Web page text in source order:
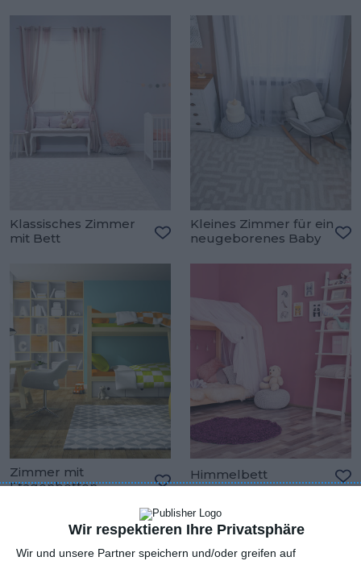
Wir respektieren Ihre Privatsphäre
Wir und unsere Partner speichern und/oder greifen auf
Klassisches Zimmer
mit Bett
Zu den Favoriten hinzufügen
Kleines Zimmer für ein
neugeborenes Baby
Zimmer mit
Etagenbetten
Himmelbett